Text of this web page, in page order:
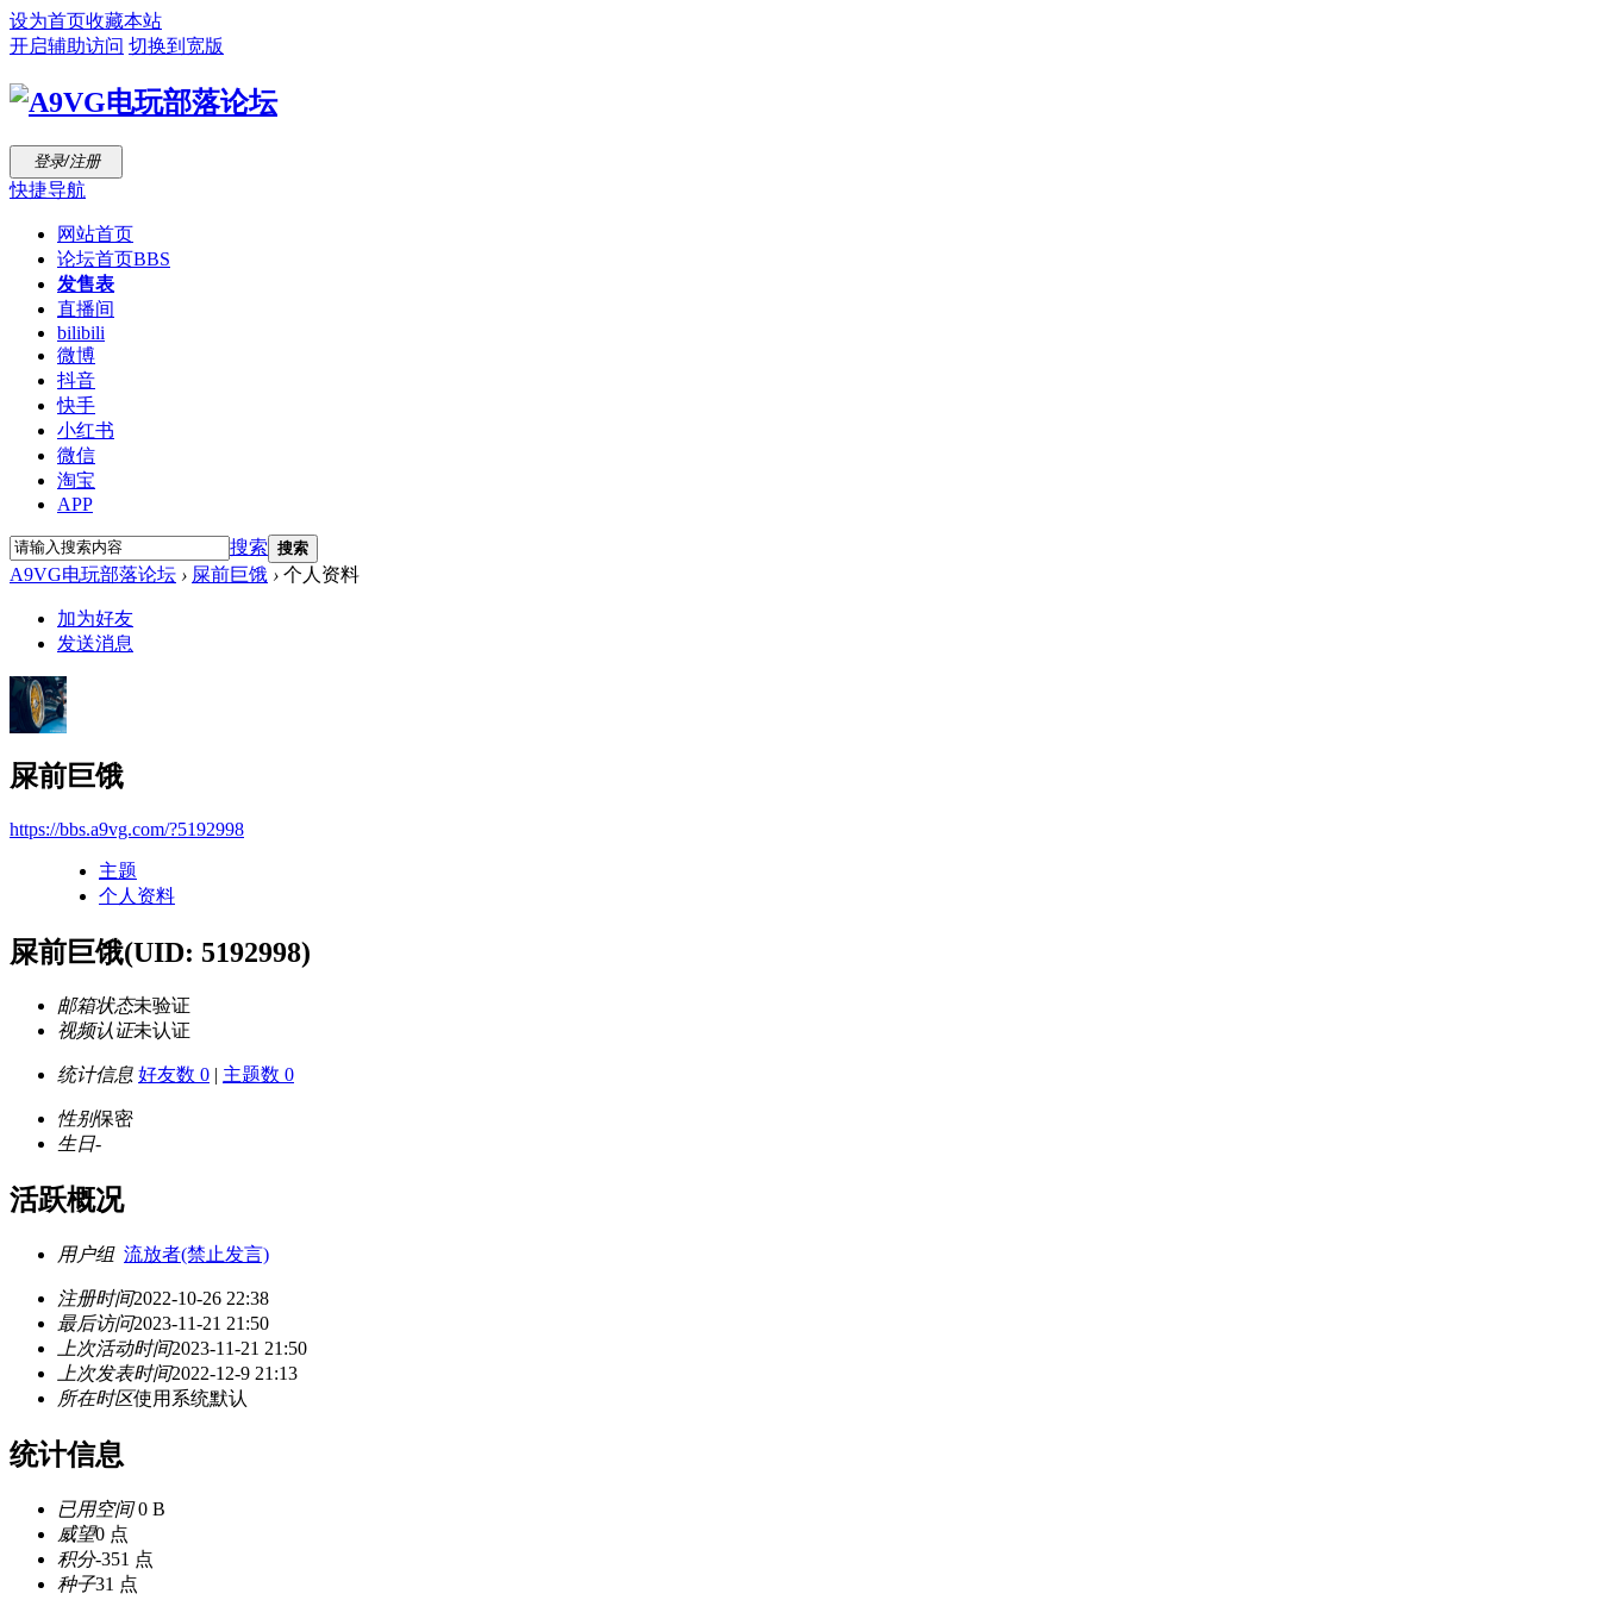
设为首页收藏本站
开启辅助访问 切换到宽版
登录/注册
快捷导航
网站首页
论坛首页BBS
发售表
直播间
bilibili
微博
抖音
快手
小红书
微信
淘宝
APP
搜索 搜索
A9VG电玩部落论坛 › 屎前巨饿 › 个人资料
加为好友
发送消息
屎前巨饿
https://bbs.a9vg.com/?5192998
主题
个人资料
屎前巨饿(UID: 5192998)
邮箱状态未验证
视频认证未认证
统计信息 好友数 0 | 主题数 0
性别保密
生日-
活跃概况
用户组 流放者(禁止发言)
注册时间2022-10-26 22:38
最后访问2023-11-21 21:50
上次活动时间2023-11-21 21:50
上次发表时间2022-12-9 21:13
所在时区使用系统默认
统计信息
已用空间0 B
威望0 点
积分-351 点
种子31 点